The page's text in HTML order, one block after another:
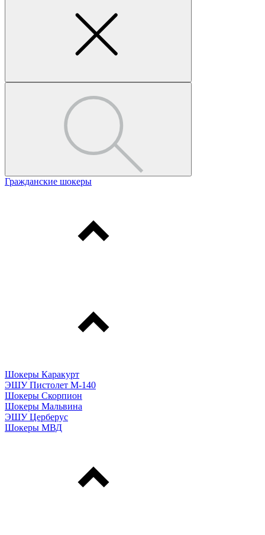
Гражданские шокеры
Шокеры Каракурт
ЭШУ Пистолет М-140
Шокеры Скорпион
Шокеры Мальвина
ЭШУ Церберус
Шокеры МВД